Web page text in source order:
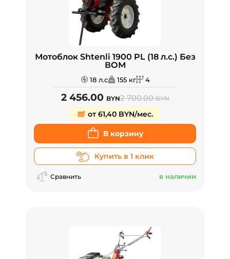
Мотоблок Shtenli 1900 PL (18 л.с.) Без
ВОМ
18 л.с 155 кг 4
2 456.00 BYN2 700.00BYN
от 61,40 BYN/мес.
В корзину
Купить в 1 клик
Сравнить в наличии